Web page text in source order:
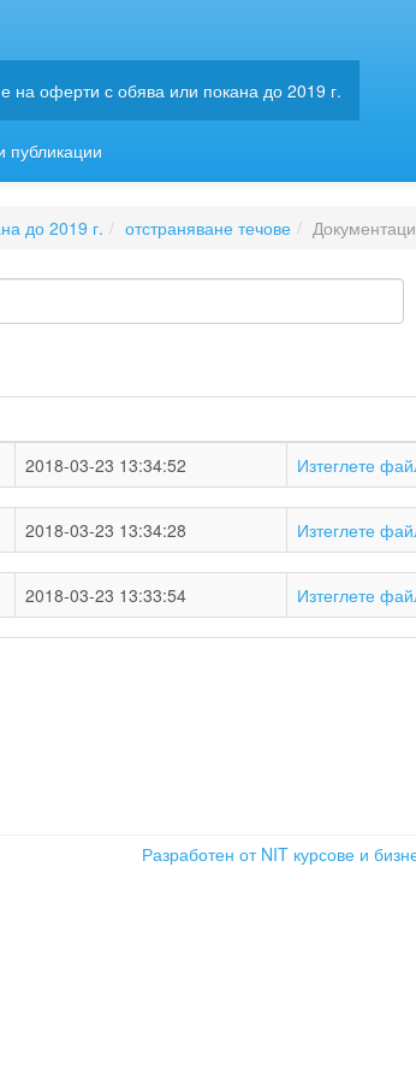
на оферти с обява или покана до 2019 г.
публикации
до 2019 г. отстраняване течове
2018-03-23 13:34:52 Изтеглете
2018-03-23 13:34:28 Изтеглете
2018-03-23 13:33:54 Изтеглете
Разработен от NIT курсове и